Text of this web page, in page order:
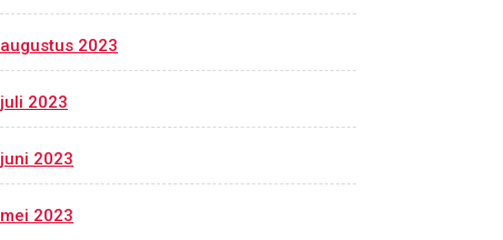
augustus 2023
juli 2023
juni 2023
mei 2023